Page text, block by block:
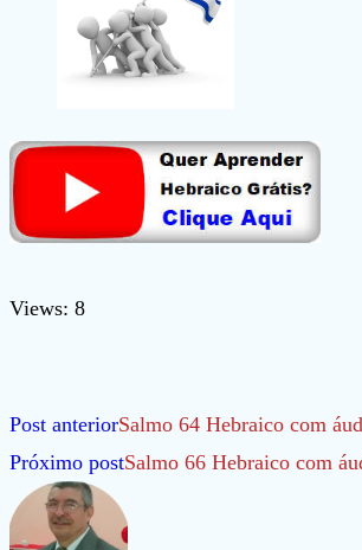
Views: 8
Leia
mais
artigos
Post anteriorSalmo 64 Hebraico com
Próximo postSalmo 66 Hebraico com